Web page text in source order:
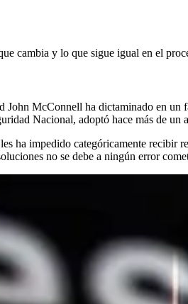
cambia y lo que sigue igual en el
John McConnell ha dictaminado en un
Nacional, adoptó hace más de un
ha impedido categóricamente
no se debe a ningún error